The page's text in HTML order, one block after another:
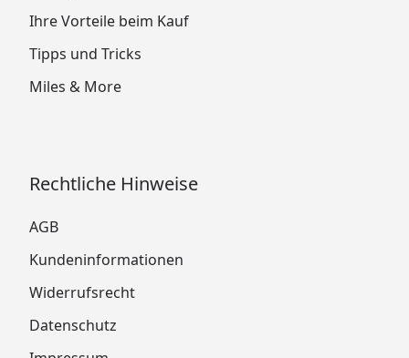
Ihre Vorteile beim Kauf
Tipps und Tricks
Miles & More
Rechtliche Hinweise
AGB
Kundeninformationen
Widerrufsrecht
Datenschutz